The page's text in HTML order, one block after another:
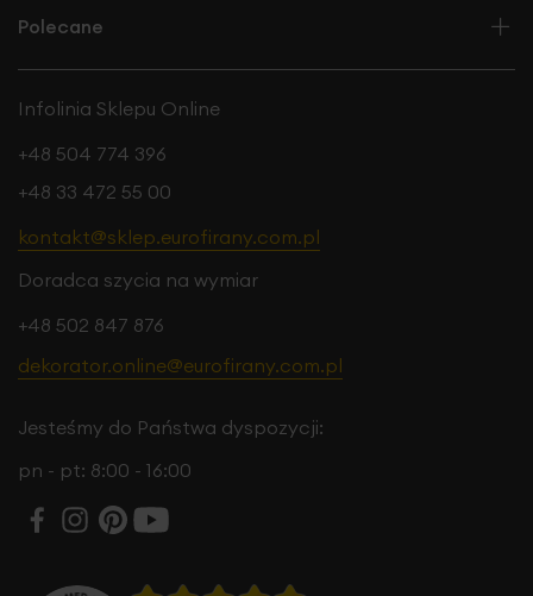
Polecane
Infolinia Sklepu Online
+48 504 774 396
+48 33 472 55 00
kontakt@sklep.eurofirany.com.pl
Doradca szycia na wymiar
+48 502 847 876
dekorator.online@eurofirany.com.pl
Jesteśmy do Państwa dyspozycji:
pn - pt: 8:00 - 16:00